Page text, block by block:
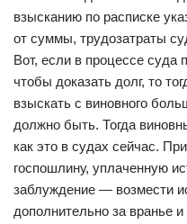
взысканию по расписке
от суммы, трудозатраты
Вот, если в процессе суда
чтобы доказать долг, то
взыскать с виновного
должно быть. Тогда
как это в судах сейчас.
госпошлину, уплаченную
заблуждение — возмести
дополнительно за вранье и